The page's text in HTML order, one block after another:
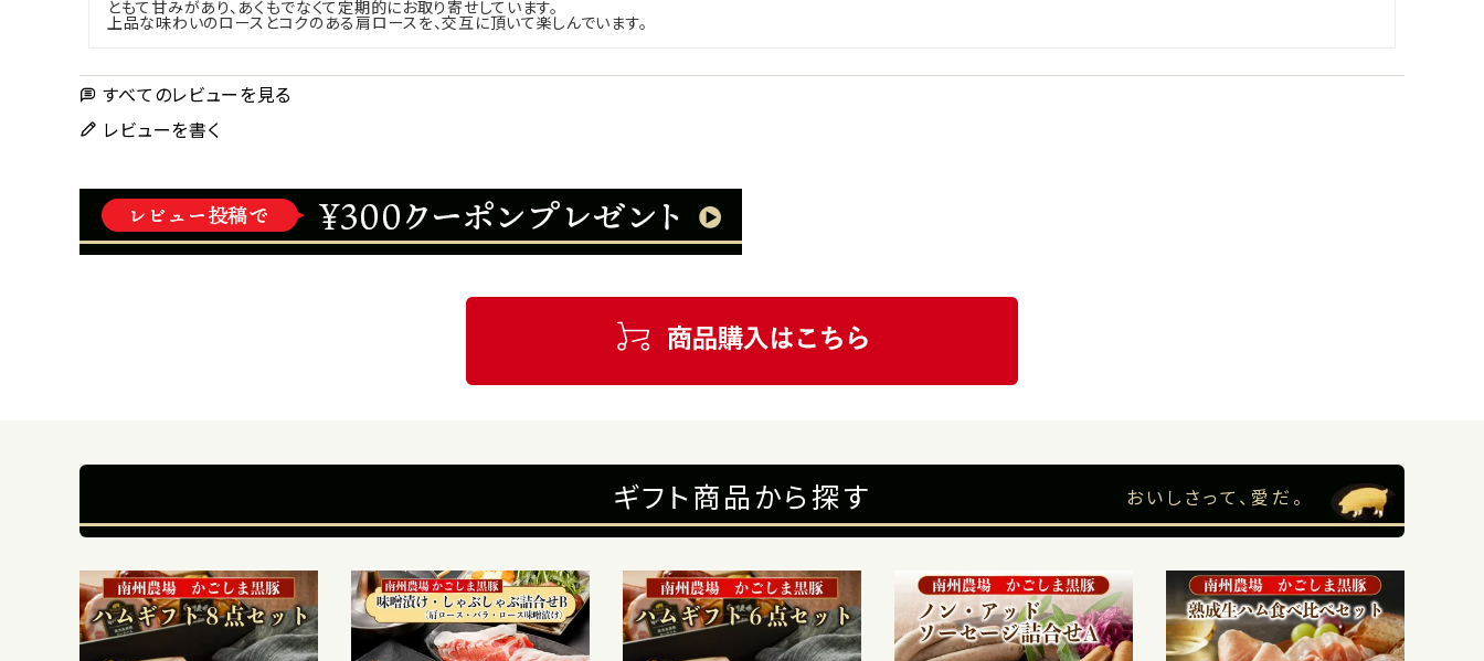
ともて甘みがあり、あくもでなくて定期的にお取り寄せしています。
すべてのレビューを見る
レビューを書く
ギフト商品から探す おいしさって、愛だ。